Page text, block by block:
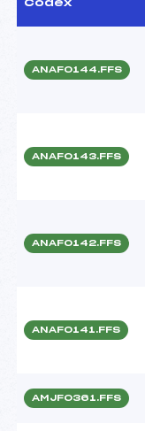
Codex
ANAF0144.FFS
ANAF0143.FFS
ANAF0142.FFS
ANAF0141.FFS
AMJF0361.FFS